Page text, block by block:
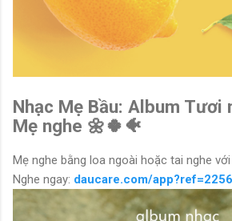
Nhạc Mẹ Bầu: Album Tươi
Mẹ nghe 🌼🍀🐠
Mẹ nghe bằng loa ngoài hoặc tai nghe
Nghe ngay: daucare.com/